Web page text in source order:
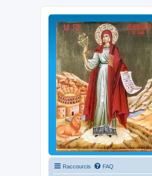
Raccourcis FAQ